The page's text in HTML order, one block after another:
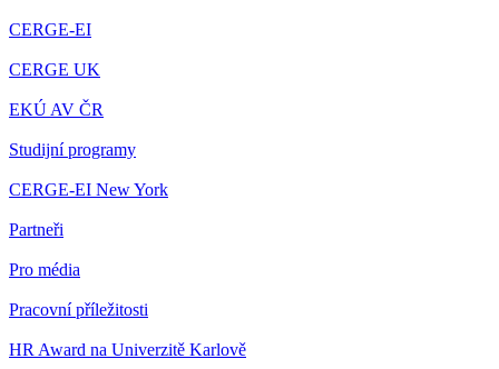
CERGE-EI
CERGE UK
EKÚ AV ČR
Studijní programy
CERGE-EI New York
Partneři
Pro média
Pracovní příležitosti
HR Award na Univerzitě Karlově